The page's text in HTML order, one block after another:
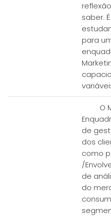
saber.
para
O
de
dos
como
/
de
do